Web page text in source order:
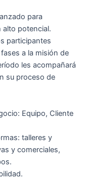
para
alto potencial.
participantes
a la misión de
les acompañará
su proceso de
Equipo, Cliente
talleres y
y comerciales,